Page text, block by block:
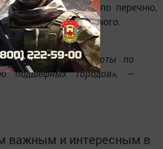
строго по перечню,
и Рубежного.
поддерживает работы по
подшефных городов», —
важным и интересным в